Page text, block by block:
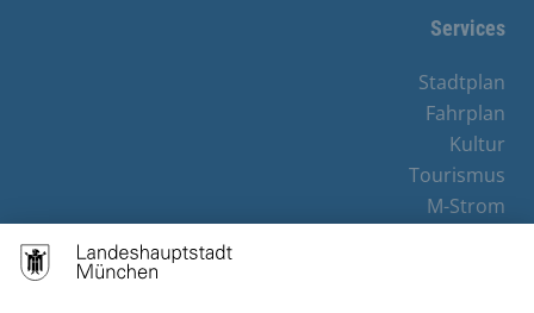
Services
Stadtplan
Fahrplan
Kultur
Tourismus
M-Strom